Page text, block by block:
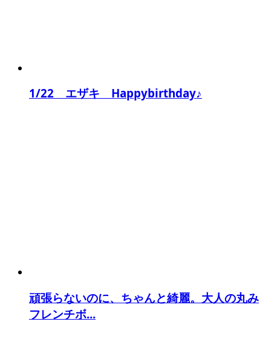
1/22 エザキ Happybirthday♪
頑張らないのに、ちゃんと綺麗。大人の丸み
フレンチボ...